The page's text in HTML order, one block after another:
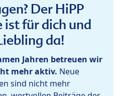
Der HiPP
ist für dich und
da!
Jahren betreuen wir
mehr aktiv. Neue
sind nicht mehr